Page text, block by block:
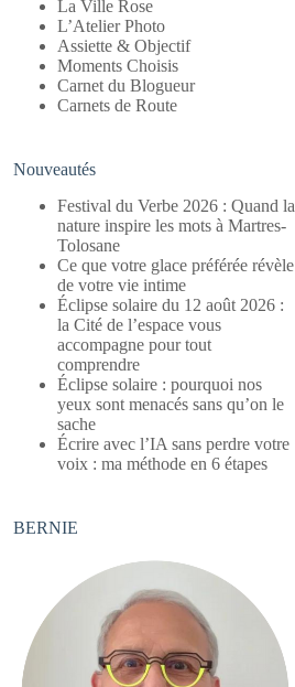
La Ville Rose
L’Atelier Photo
Assiette & Objectif
Moments Choisis
Carnet du Blogueur
Carnets de Route
Nouveautés
Festival du Verbe 2026 : Quand la
nature inspire les mots à Martres-
Tolosane
Ce que votre glace préférée révèle
de votre vie intime
Éclipse solaire du 12 août 2026 :
la Cité de l’espace vous
accompagne pour tout
comprendre
Éclipse solaire : pourquoi nos
yeux sont menacés sans qu’on le
sache
Écrire avec l’IA sans perdre votre
voix : ma méthode en 6 étapes
BERNIE